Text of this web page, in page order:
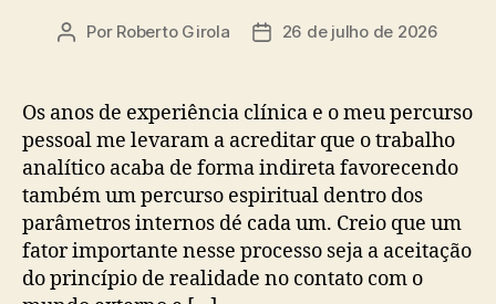
Autor
Por Roberto Girola
Data26 de julho de 2026
Os anos de experiência clínica e o meu percurso
pessoal me levaram a acreditar que o trabalho
analítico acaba de forma indireta favorecendo
também um percurso espiritual dentro dos
parâmetros internos dé cada um. Creio que um
fator importante nesse processo seja a aceitação
do princípio de realidade no contato com o